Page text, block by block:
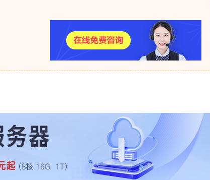
是十几年的老牌idc，有这丰富的资源， 服务器租用
海外服务器租用等等，详情可以咨询我们，了解更多配置价